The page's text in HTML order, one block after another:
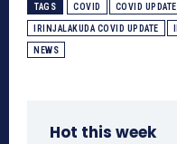
TAGS COVID COVID UPDATE
IRINJALAKUDA COVID UPDATE
NEWS
Hot this week